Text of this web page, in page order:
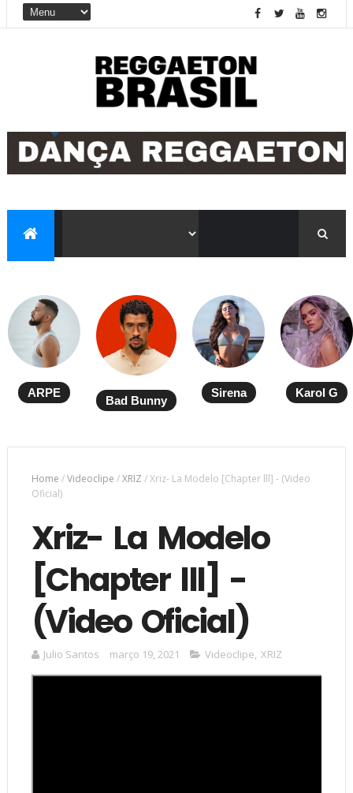
ARPE
Bad Bunny
Sirena Karol G
Home /Videoclipe /XRIZ /Xriz- La Modelo [Chapter lll] - (Video
Oficial)
Xriz- La Modelo
[Chapter lll] -
(Video Oficial)
Julio Santos março 19, 2021 Videoclipe, XRIZ